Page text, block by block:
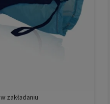
zakładaniu